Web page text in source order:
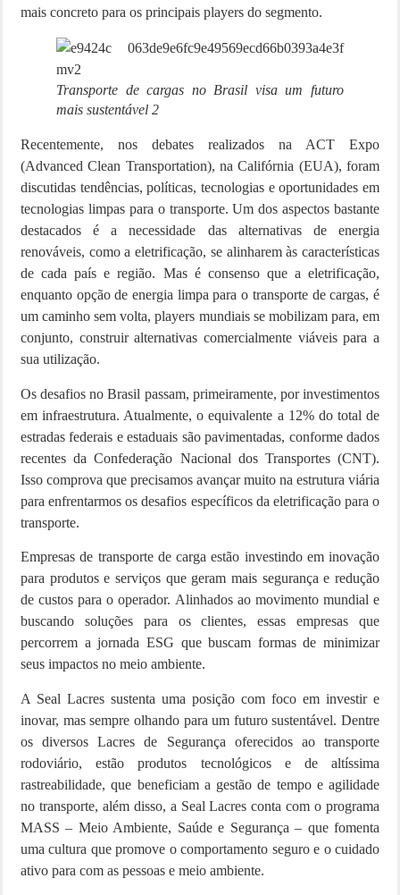
mais concreto para os principais players do segmento.
Transporte de cargas no Brasil visa um futuro
mais sustentável 2
Recentemente, nos debates realizados na ACT Expo
(Advanced Clean Transportation), na Califórnia (EUA), foram
discutidas tendências, políticas, tecnologias e oportunidades em
tecnologias limpas para o transporte. Um dos aspectos bastante
destacados é a necessidade das alternativas de energia
renováveis, como a eletrificação, se alinharem às características
de cada país e região. Mas é consenso que a eletrificação,
enquanto opção de energia limpa para o transporte de cargas, é
um caminho sem volta, players mundiais se mobilizam para, em
conjunto, construir alternativas comercialmente viáveis para a
sua utilização.
Os desafios no Brasil passam, primeiramente, por investimentos
em infraestrutura. Atualmente, o equivalente a 12% do total de
estradas federais e estaduais são pavimentadas, conforme dados
recentes da Confederação Nacional dos Transportes (CNT).
Isso comprova que precisamos avançar muito na estrutura viária
para enfrentarmos os desafios específicos da eletrificação para o
transporte.
Empresas de transporte de carga estão investindo em inovação
para produtos e serviços que geram mais segurança e redução
de custos para o operador. Alinhados ao movimento mundial e
buscando soluções para os clientes, essas empresas que
percorrem a jornada ESG que buscam formas de minimizar
seus impactos no meio ambiente.
A Seal Lacres sustenta uma posição com foco em investir e
inovar, mas sempre olhando para um futuro sustentável. Dentre
os diversos Lacres de Segurança oferecidos ao transporte
rodoviário, estão produtos tecnológicos e de altíssima
rastreabilidade, que beneficiam a gestão de tempo e agilidade
no transporte, além disso, a Seal Lacres conta com o programa
MASS – Meio Ambiente, Saúde e Segurança – que fomenta
uma cultura que promove o comportamento seguro e o cuidado
ativo para com as pessoas e meio ambiente.